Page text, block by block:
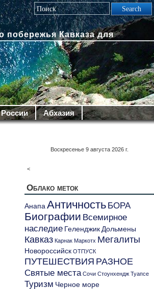
побережья Кавказа для
Абхазия
Воскресенье 9 августа 2026 г.
<
Облако меток
Анапа Античность БОРА
Биографии Всемирное
наследие Геленджик Дольмены
Кавказ Карнак Маркотх Мегалиты
Новороссийск ОТПУСК
ПУТЕШЕСТВИЯ РАЗНОЕ
Святые места Сочи Стоунхендж Туапсе
Туризм Черное море